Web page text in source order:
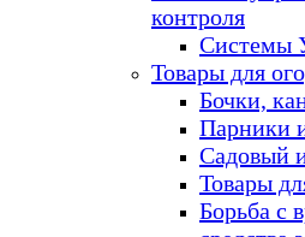
контроля
Системы
Товары для
Бочки,
Парники
Садовый
Товары
Борьба с